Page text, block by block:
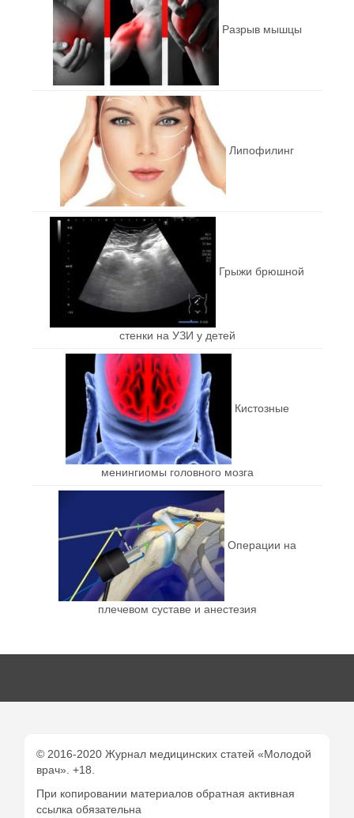
Разрыв мышцы
Липофилинг
Грыжи брюшной
стенки на УЗИ у детей
Кистозные
менингиомы головного мозга
Операции на
плечевом суставе и анестезия
© 2016-2020 Журнал медицинских статей «Молодой
врач». +18.
При копировании материалов обратная активная
ссылка обязательна